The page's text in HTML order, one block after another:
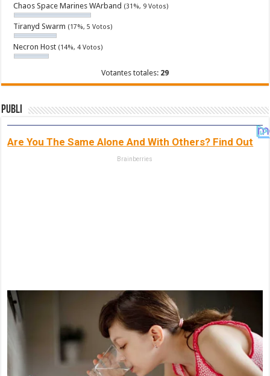
Chaos Space Marines WArband (31%, 9 Votos)
Tiranyd Swarm (17%, 5 Votos)
Necron Host (14%, 4 Votos)
Votantes totales: 29
Publi
Are You The Same Alone And With Others? Find Out
Brainberries